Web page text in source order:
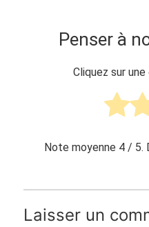
Penser à
Cliquez sur
Note moyenne 4 / 5.
Laisser un